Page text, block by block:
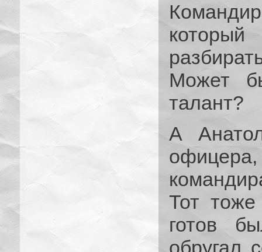
Может
талант?
А
Тот
готов
обругал